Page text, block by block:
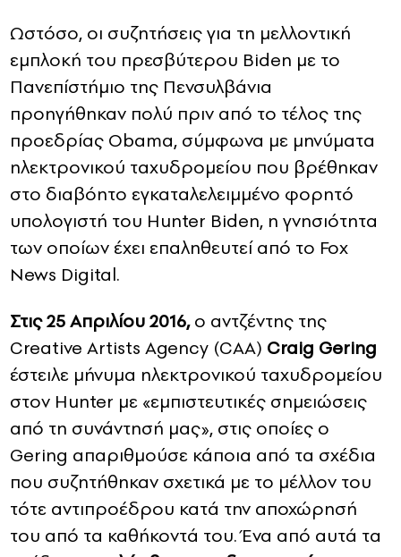
Ωστόσο, οι συζητήσεις για τη μελλοντική
εμπλοκή του πρεσβύτερου Biden με το
Πανεπίστήμιο της Πενσυλβάνια
προηγήθηκαν πολύ πριν από το τέλος της
προεδρίας Obama, σύμφωνα με μηνύματα
ηλεκτρονικού ταχυδρομείου που βρέθηκαν
στο διαβόητο εγκαταλελειμμένο φορητό
υπολογιστή του Hunter Biden, η γνησιότητα
των οποίων έχει επαληθευτεί από το Fox
News Digital.
Στις 25 Απριλίου 2016,ο αντζέντης της
Creative Artists Agency (CAA) Craig Gering
έστειλε μήνυμα ηλεκτρονικού ταχυδρομείου
στον Hunter με «εμπιστευτικές σημειώσεις
από τη συνάντησή μας», στις οποίες ο
Gering απαριθμούσε κάποια από τα σχέδια
που συζητήθηκαν σχετικά με το μέλλον του
τότε αντιπροέδρου κατά την αποχώρησή
του από τα καθήκοντά του. Ένα από αυτά τα